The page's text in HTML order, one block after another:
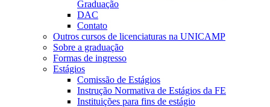
Graduação
DAC
Contato
Outros cursos de licenciaturas na UNICAMP
Sobre a graduação
Formas de ingresso
Estágios
Comissão de Estágios
Instrução Normativa de Estágios da FE
Instituições para fins de estágio